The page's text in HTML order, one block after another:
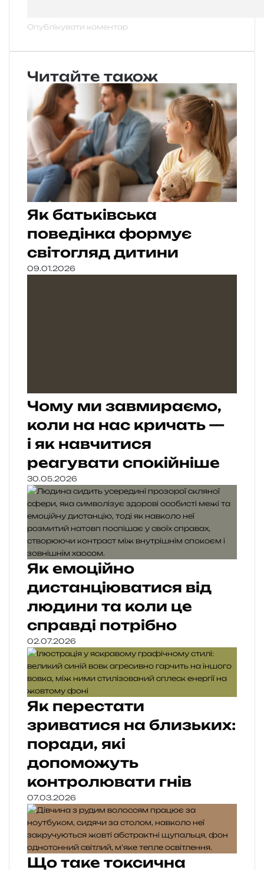
Читайте також
Як батьківська
поведінка формує
світогляд дитини
09.01.2026
Чому ми завмираємо,
коли на нас кричать —
і як навчитися
реагувати спокійніше
30.05.2026
Як емоційно
дистанціюватися від
людини та коли це
справді потрібно
02.07.2026
Як перестати
зриватися на близьких:
поради, які
допоможуть
контролювати гнів
07.03.2026
Що таке токсична